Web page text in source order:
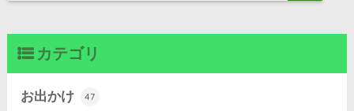
カテゴリ
お出かけ 47